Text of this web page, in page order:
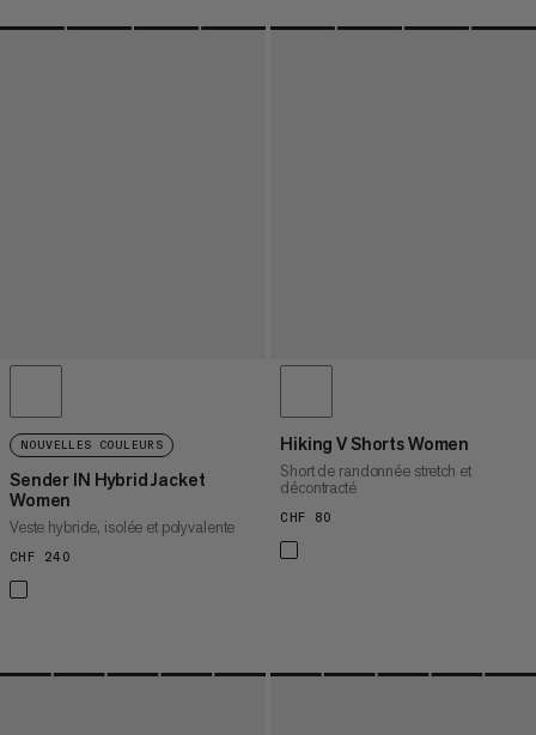
NOUVELLES COULEURS
Sender IN Hybrid Jacket
Women
Veste hybride, isolée et polyvalente
CHF 240
Hiking V Shorts Women
Short de randonnée stretch et
décontracté
CHF 80